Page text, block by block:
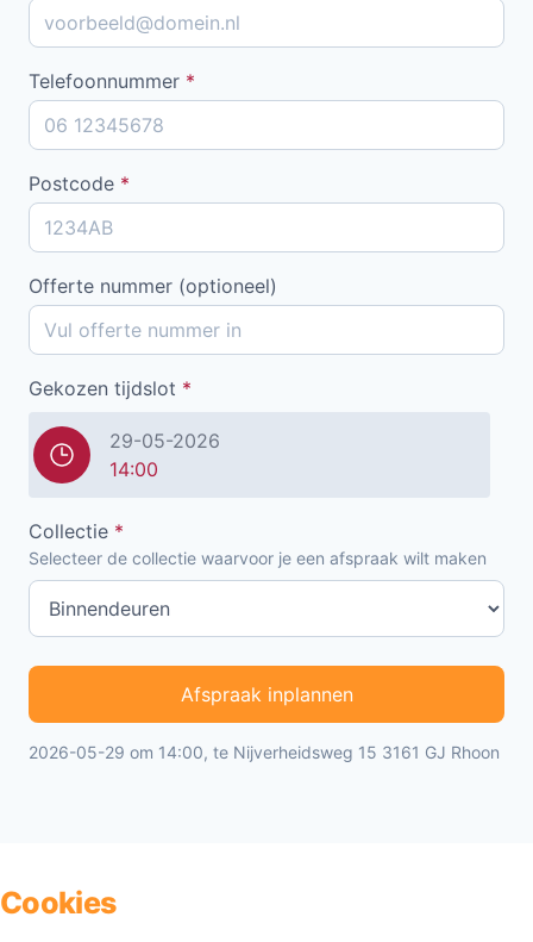
Telefoonnummer *
Postcode *
Offerte nummer (optioneel)
Gekozen tijdslot *
29-05-2026
14:00
Collectie *
Selecteer de collectie waarvoor je een afspraak wilt maken
Afspraak inplannen
2026-05-29 om 14:00, te Nijverheidsweg 15 3161 GJ Rhoon
Cookies